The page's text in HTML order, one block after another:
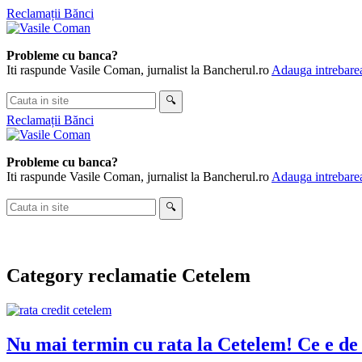
Skip
to
Reclamații Bănci
Probleme cu banca?
Iti raspunde Vasile Coman, jurnalist la Bancherul.ro Adauga
Cauta
in
site
🔍
Reclamații Bănci
Probleme cu banca?
Iti raspunde Vasile Coman, jurnalist la Bancherul.ro Adauga
Cauta
in
🔍
Category reclamatie Cetelem
Nu mai termin cu rata la Cetelem! Ce e